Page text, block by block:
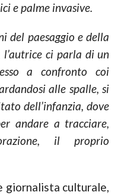
e palme invasive.
del paesaggio e della
l’autrice ci parla di un
a confronto coi
alle spalle, si
dell’infanzia, dove
andare a tracciare,
il proprio
giornalista culturale,